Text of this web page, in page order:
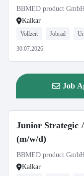
BBMED product
Kalkar
Vollzeit Jobrad
30.07.2026
Job
Junior Strategic
(m/w/d)
BBMED product
Kalkar